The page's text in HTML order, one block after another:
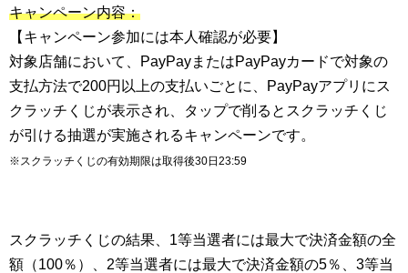
キャンペーン内容：
【キャンペーン参加には本人確認が必要】
対象店舗において、PayPayまたはPayPayカードで対象の
支払方法で200円以上の支払いごとに、PayPayアプリにス
クラッチくじが表示され、タップで削るとスクラッチくじ
が引ける抽選が実施されるキャンペーンです。
※スクラッチくじの有効期限は取得後30日23:59
スクラッチくじの結果、1等当選者には最大で決済金額の全
額（100％）、2等当選者には最大で決済金額の5％、3等当